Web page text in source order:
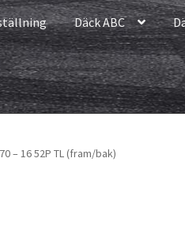
Däck ABC
– 16 52P TL (fram/bak)